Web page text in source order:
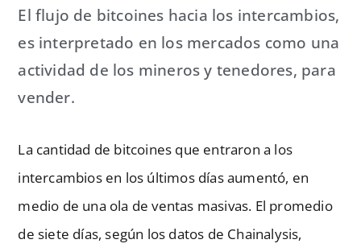
El flujo de bitcoines hacia los intercambios,
es interpretado en los mercados como una
actividad de los mineros y tenedores, para
vender.
La cantidad de bitcoines que entraron a los
intercambios en los últimos días aumentó, en
medio de una ola de ventas masivas. El promedio
de siete días, según los datos de Chainalysis,